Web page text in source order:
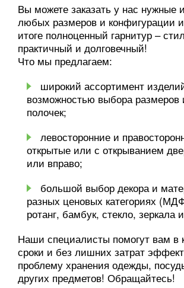
Вы можете заказать у нас нужные
любых размеров и конфигурации
итоге полноценный гарнитур –
практичный и долговечный!
Что мы предлагаем:
широкий ассортимент
возможностью выбора размеров
полочек;
левосторонние и
открытые или с открыванием
или вправо;
большой выбор декора и
разных ценовых категориях
ротанг, бамбук, стекло, зеркала
Наши специалисты помогут вам в
сроки и без лишних затрат
проблему хранения одежды,
других предметов! Обращайтесь!